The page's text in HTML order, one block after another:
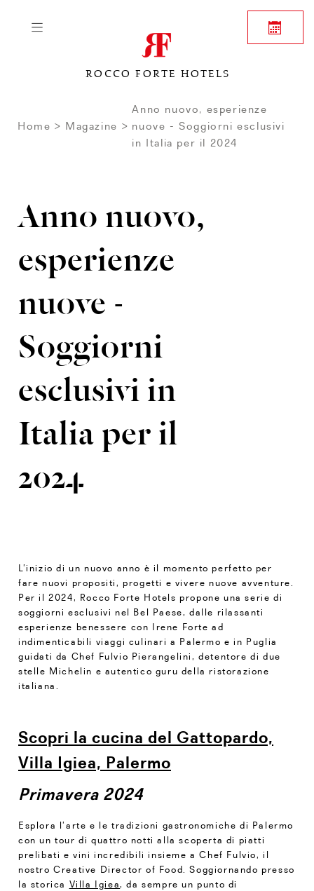
ROCCO FORTE HOTELS
Home Magazine
Anno nuovo, esperienze
nuove - Soggiorni esclusivi
in Italia per il 2024
Anno nuovo,
esperienze
nuove -
Soggiorni
esclusivi in
Italia per il
2024
L’inizio di un nuovo anno è il momento perfetto per
fare nuovi propositi, progetti e vivere nuove avventure.
Per il 2024, Rocco Forte Hotels propone una serie di
soggiorni esclusivi nel Bel Paese, dalle rilassanti
esperienze benessere con Irene Forte ad
indimenticabili viaggi culinari a Palermo e in Puglia
guidati da Chef Fulvio Pierangelini, detentore di due
stelle Michelin e autentico guru della ristorazione
italiana.
Scopri la cucina del Gattopardo,
Villa Igiea, Palermo
Primavera 2024
Esplora l’arte e le tradizioni gastronomiche di Palermo
con un tour di quattro notti alla scoperta di piatti
prelibati e vini incredibili insieme a Chef Fulvio, il
nostro Creative Director of Food. Soggiornando presso
la storica Villa Igiea, da sempre un punto di